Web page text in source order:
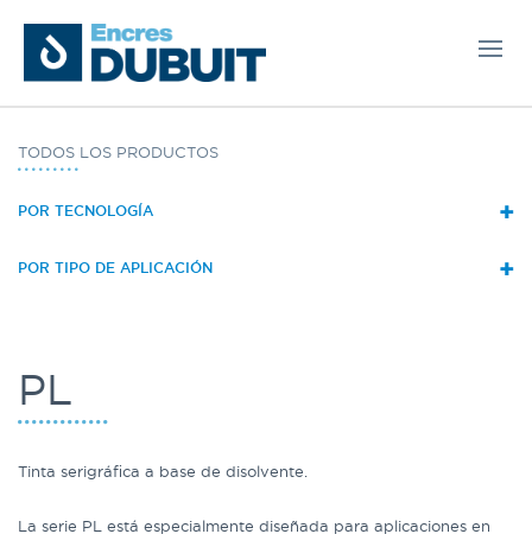
TODOS LOS PRODUCTOS
+
POR TECNOLOGÍA
+
POR TIPO DE APLICACIÓN
PL
Tinta serigráfica a base de disolvente.
La serie PL está especialmente diseñada para aplicaciones en